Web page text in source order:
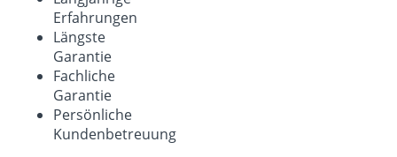
Erfahrungen
Längste
Garantie
Fachliche
Garantie
Persönliche
Kundenbetreuung